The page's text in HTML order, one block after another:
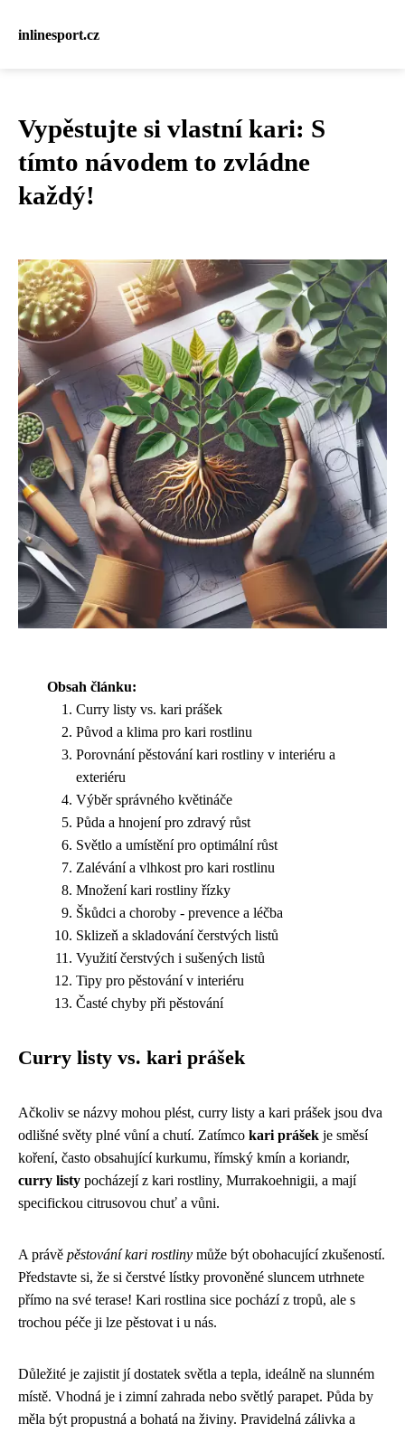
inlinesport.cz
Vypěstujte si vlastní kari: S
tímto návodem to zvládne
každý!
Obsah článku:
Curry listy vs. kari prášek
Původ a klima pro kari rostlinu
Porovnání pěstování kari rostliny v interiéru a
exteriéru
Výběr správného květináče
Půda a hnojení pro zdravý růst
Světlo a umístění pro optimální růst
Zalévání a vlhkost pro kari rostlinu
Množení kari rostliny řízky
Škůdci a choroby - prevence a léčba
Sklizeň a skladování čerstvých listů
Využití čerstvých i sušených listů
Tipy pro pěstování v interiéru
Časté chyby při pěstování
Curry listy vs. kari prášek
Ačkoliv se názvy mohou plést, curry listy a kari prášek jsou dva
odlišné světy plné vůní a chutí. Zatímco kari prášek je směsí
koření, často obsahující kurkumu, římský kmín a koriandr,
curry listy pocházejí z kari rostliny, Murrakoehnigii, a mají
specifickou citrusovou chuť a vůni.
A právě pěstování kari rostliny může být obohacující zkušeností.
Představte si, že si čerstvé lístky provoněné sluncem utrhnete
přímo na své terase! Kari rostlina sice pochází z tropů, ale s
trochou péče ji lze pěstovat i u nás.
Důležité je zajistit jí dostatek světla a tepla, ideálně na slunném
místě. Vhodná je i zimní zahrada nebo světlý parapet. Půda by
měla být propustná a bohatá na živiny. Pravidelná zálivka a